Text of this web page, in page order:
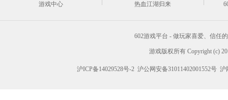
游戏中心
热血江湖归来
602游戏平台 - 做玩家喜爱、信任
游戏版权所有 Copyright (c)
沪ICP备14029528号-2 沪公网安备31011402001552号 沪